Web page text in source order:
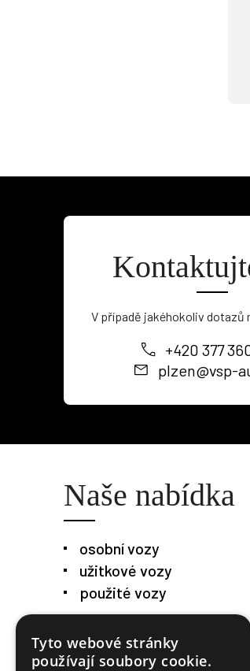
V případě jakéhokoliv dotazů
+420 377
plzen@vsp-
Naše nabídka
osobní vozy
užitkové vozy
použité vozy
Tyto webové stránky
používají soubory cookie.